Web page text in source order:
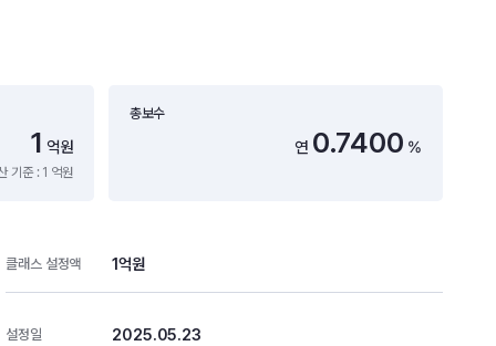
1 억원
기준 : 1 억원
총보수
연 0.7400 %
클래스 설정액 1억원
설정일 2025.05.23